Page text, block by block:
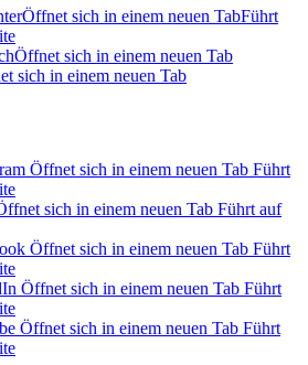
Öffnet sich in einem neuen TabFührt
Öffnet sich in einem neuen Tab
sich in einem neuen Tab
Öffnet sich in einem neuen Tab Führt
sich in einem neuen Tab Führt auf
Öffnet sich in einem neuen Tab Führt
Öffnet sich in einem neuen Tab Führt
Öffnet sich in einem neuen Tab Führt